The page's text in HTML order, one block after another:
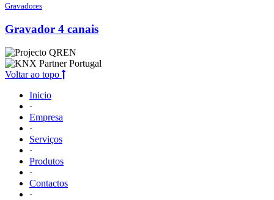
Gravadores
Gravador 4 canais
Voltar ao topo
Inicio
·
Empresa
·
Serviços
·
Produtos
·
Contactos
·